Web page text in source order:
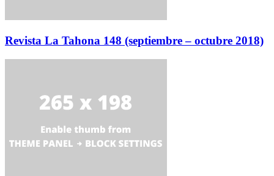
Revista La Tahona 148 (septiembre – octubre 2018)